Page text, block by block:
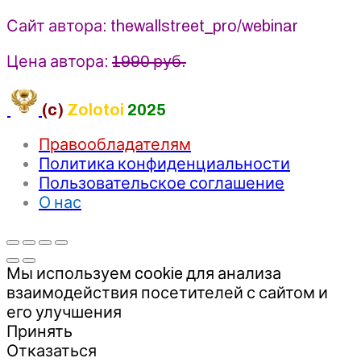
Сайт автора: thewallstreet_pro/webinar
Цена автора: 1990 руб.
(c) Zolotoi 2025
Правообладателям
Политика конфиденциальности
Пользовательское соглашение
О нас
Мы используем cookie для анализа
взаимодействия посетителей с сайтом и
его улучшения
Принять
Отказаться